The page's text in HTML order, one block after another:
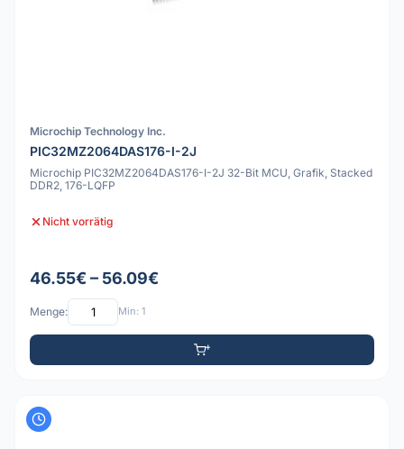
Microchip Technology Inc.
PIC32MZ2064DAS176-I-2J
Microchip PIC32MZ2064DAS176-I-2J 32-Bit MCU, Grafik, Stacked
DDR2, 176-LQFP
Nicht vorrätig
46.55€ – 56.09€
Menge: Min: 1